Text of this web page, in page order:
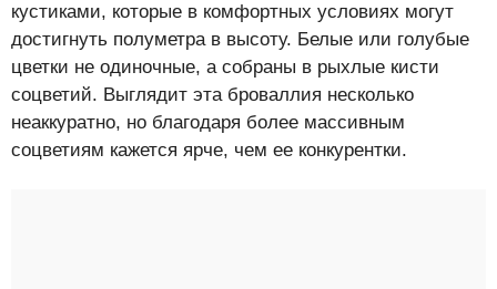
кустиками, которые в комфортных условиях могут
достигнуть полуметра в высоту. Белые или голубые
цветки не одиночные, а собраны в рыхлые кисти
соцветий. Выглядит эта броваллия несколько
неаккуратно, но благодаря более массивным
соцветиям кажется ярче, чем ее конкурентки.